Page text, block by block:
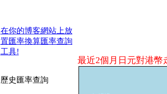
在你的博客網站上放
置匯率換算匯率查詢
工具!
歷史匯率查詢
最近2個月日元對港幣